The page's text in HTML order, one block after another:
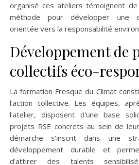
organisé ces ateliers témoignent
méthode pour développer une
orientée vers la responsabilité
Développement de
collectifs éco-
La formation Fresque du Climat
l'action collective. Les équipes,
l'atelier, disposent d'une base
projets RSE concrets au sein de
démarche s'inscrit dans une
développement durable et
d'attirer des talents